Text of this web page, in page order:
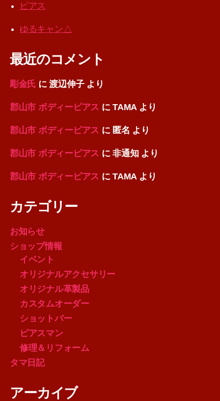
ピアス
ゆるキャン△
最近のコメント
彫金氏 に渡辺伸子より
郡山市 ボディーピアス にTAMA より
郡山市 ボディーピアス に 匿名 より
郡山市 ボディーピアス に非通知 より
郡山市 ボディーピアス にTAMA より
カテゴリー
お知らせ
ショップ情報
イベント
オリジナルアクセサリー
オリジナル革製品
カスタムオーダー
ショットバー
ピアスマン
修理＆リフォーム
タマ日記
アーカイブ